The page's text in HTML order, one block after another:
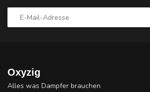
Oxyzig
Alles was Dampfer brauchen